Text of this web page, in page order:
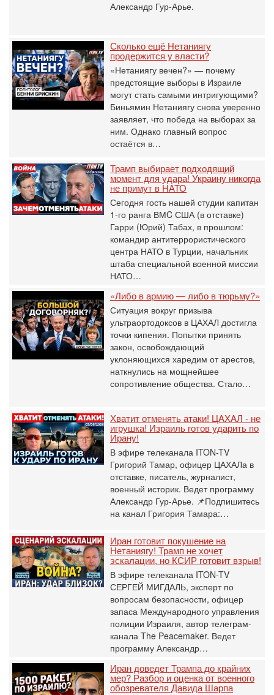
Александр Гур-Арье.
Сколько ещё Нетаниягу
продержится у власти?
«Нетаниягу вечен?» — почему
предстоящие выборы в Израиле
могут стать самыми интригующими?
Биньямин Нетаниягу снова уверенно
заявляет, что победа на выборах за
ним. Однако главный вопрос
остаётся в…
Трамп выбирает подходящий
момент для удара! Украину никогда
не примут в НАТО
Сегодня гость нашей студии капитан
1-го ранга ВМC США (в отставке)
Гарри (Юрий) Табах, в прошлом:
командир антитеррористического
центра НАТО в Турции, начальник
штаба специальной военной миссии
НАТО…
«Либо в армию — либо в тюрьму?»
Ситуация вокруг призыва
ультраортодоксов в ЦАХАЛ достигла
точки кипения. Попытки принять
закон, освобождающий
уклоняющихся харедим от арестов,
наткнулись на мощнейшее
сопротивление общества. Стало…
Хватит отменять атаки! ЦАХАЛ - не
игрушка! Израиль готов ударить по
Ирану!
В эфире телеканала ITON-TV
Григорий Тамар, офицер ЦАХАЛа в
отставке, писатель, журналист,
военный историк. Ведет программу
Александр Гур-Арье. 📌Подпишитесь
на канал Григория Тамара:…
Иран готовит покушение на
Нетаниягу! Трамп не хочет
эскалации, но КСИР готовит взрыв!
В эфире телеканала ITON-TV
СЕРГЕЙ МИГДАЛЬ, эксперт по
вопросам безопасности, офицер
запаса Международного управления
полиции Израиля, автор телеграм-
канала The Peacemaker. Ведет
программу Александр…
Иран доведет Трампа до крайних
мер? Разбор и оценка от военного
обозревателя Давида Шарпа